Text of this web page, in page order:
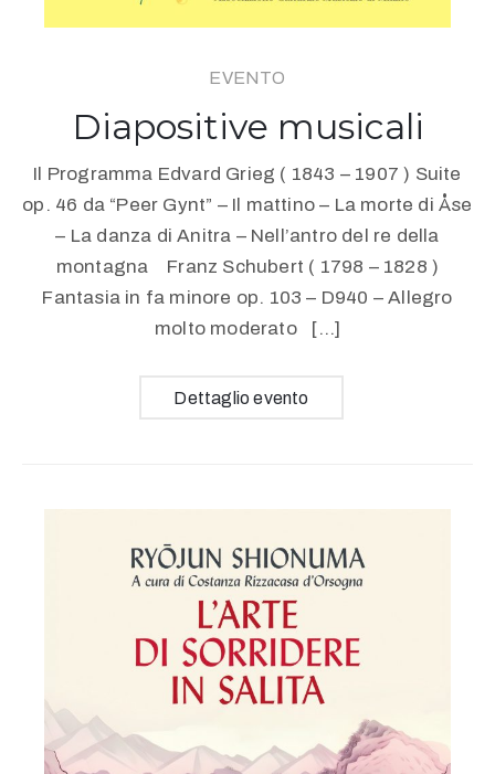
EVENTO
Diapositive musicali
Il Programma Edvard Grieg ( 1843 – 1907 ) Suite
op. 46 da “Peer Gynt” – Il mattino – La morte di Åse
– La danza di Anitra – Nell’antro del re della
montagna Franz Schubert ( 1798 – 1828 )
Fantasia in fa minore op. 103 – D940 – Allegro
molto moderato […]
Dettaglio evento